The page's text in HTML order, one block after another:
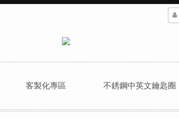
客製化專區 不銹鋼中英文鑰匙圈